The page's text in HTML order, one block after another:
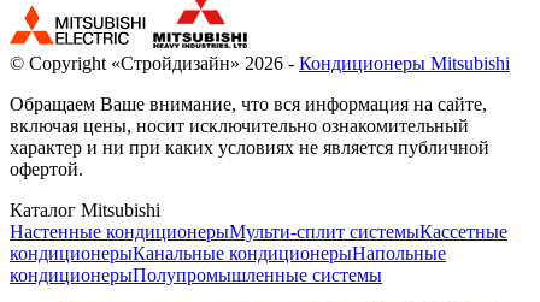
© Copyright «Стройдизайн» 2026 - Кондиционеры Mitsubishi
Обращаем Ваше внимание, что вся информация на сайте,
включая цены, носит исключительно ознакомительный
характер и ни при каких условиях не является публичной
офертой.
Каталог Mitsubishi
Настенные кондиционерыМульти-сплит системыКассетные
кондиционерыКанальные кондиционерыНапольные
кондиционерыПолупромышленные системы